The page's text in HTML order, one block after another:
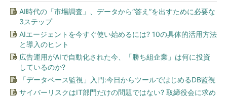
AI時代の「市場調査」、データから“答え”を出すために必要な
3ステップ
AIエージェントを今すぐ使い始めるには? 10の具体的活用方法
と導入のヒント
広告運用がAIで自動化された今、「勝ち組企業」は何に投資
しているのか?
「データベース監視」入門:今日からツールではじめるDB監視
サイバーリスクはIT部門だけの問題ではない? 取締役会に求め